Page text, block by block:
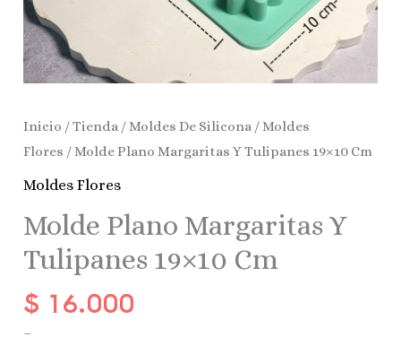
Inicio /Tienda /Moldes De Silicona /Moldes
Flores / Molde Plano Margaritas Y Tulipanes 19×10 Cm
Moldes Flores
Molde Plano Margaritas Y
Tulipanes 19×10 Cm
$ 16.000
–